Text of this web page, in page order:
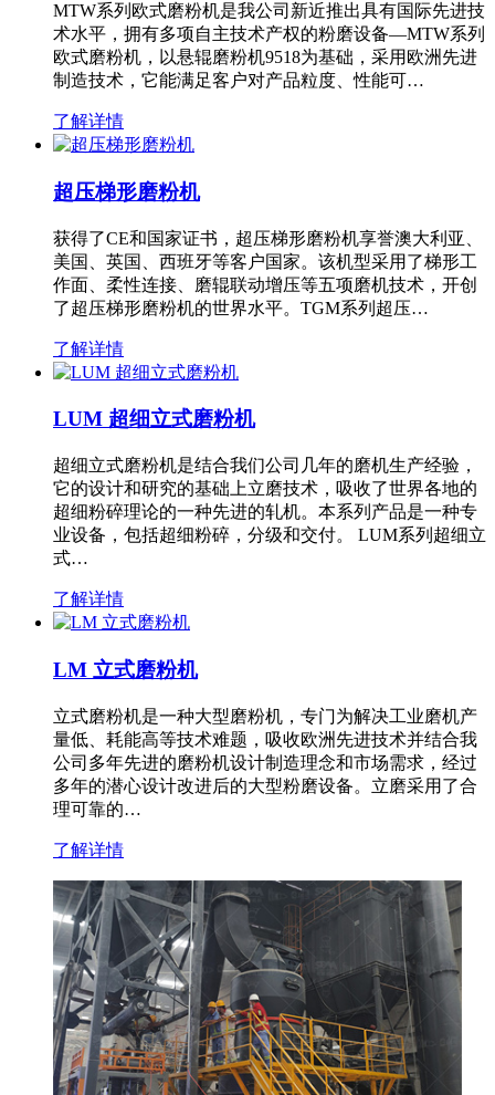
MTW系列欧式磨粉机是我公司新近推出具有国际先进技
术水平，拥有多项自主技术产权的粉磨设备—MTW系列
欧式磨粉机，以悬辊磨粉机9518为基础，采用欧洲先进
制造技术，它能满足客户对产品粒度、性能可…
了解详情
超压梯形磨粉机
获得了CE和国家证书，超压梯形磨粉机享誉澳大利亚、
美国、英国、西班牙等客户国家。该机型采用了梯形工
作面、柔性连接、磨辊联动增压等五项磨机技术，开创
了超压梯形磨粉机的世界水平。TGM系列超压…
了解详情
LUM 超细立式磨粉机
超细立式磨粉机是结合我们公司几年的磨机生产经验，
它的设计和研究的基础上立磨技术，吸收了世界各地的
超细粉碎理论的一种先进的轧机。本系列产品是一种专
业设备，包括超细粉碎，分级和交付。 LUM系列超细立
式…
了解详情
LM 立式磨粉机
立式磨粉机是一种大型磨粉机，专门为解决工业磨机产
量低、耗能高等技术难题，吸收欧洲先进技术并结合我
公司多年先进的磨粉机设计制造理念和市场需求，经过
多年的潜心设计改进后的大型粉磨设备。立磨采用了合
理可靠的…
了解详情